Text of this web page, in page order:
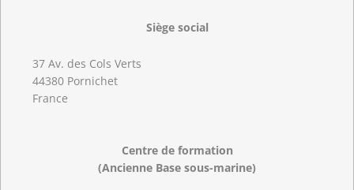
Siège social
37 Av. des Cols Verts
44380 Pornichet
France
Centre de formation
(Ancienne Base sous-marine)